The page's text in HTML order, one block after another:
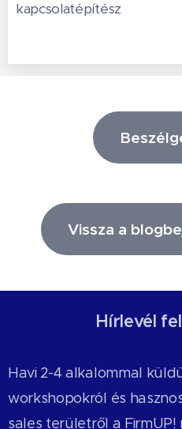
kapcsolatépítész
Vissza a
Hírlevél
Havi 2-4 alkalommal
workshopokról és
sales területről a FirmUP!